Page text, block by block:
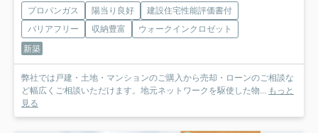
プロパンガス 陽当り良好
建設住宅性能評価書付
バリアフリー
収納豊富
ウォークインクロゼット
新築
弊社では戸建・土地・マンションのご購入から売却・ローンのご相談な
ど幅広くご相談いただけます。地元ネットワークを駆使した物... もっと
見る